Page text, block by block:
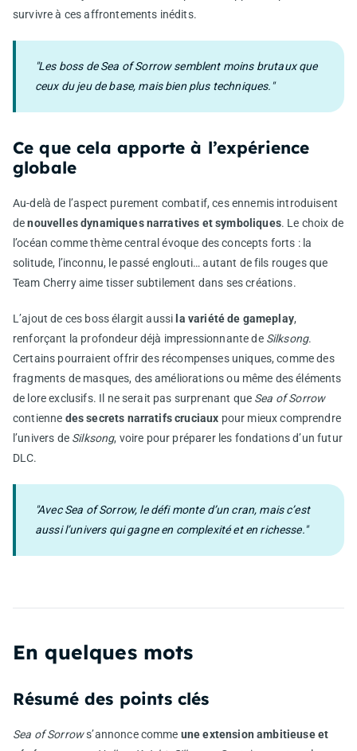
survivre à ces affrontements inédits.
"Les boss de Sea of Sorrow semblent moins brutaux que
ceux du jeu de base, mais bien plus techniques."
Ce que cela apporte à l’expérience
globale
Au-delà de l’aspect purement combatif, ces ennemis introduisent
denouvelles dynamiques narratives et symboliques. Le choix de
l’océan comme thème central évoque des concepts forts : la
solitude, l’inconnu, le passé englouti… autant de fils rouges que
Team Cherry aime tisser subtilement dans ses créations.
L’ajout de ces boss élargit aussi la variété de gameplay,
renforçant la profondeur déjà impressionnante de Silksong.
Certains pourraient offrir des récompenses uniques, comme des
fragments de masques, des améliorations ou même des éléments
de lore exclusifs. Il ne serait pas surprenant que Sea of Sorrow
contienne des secrets narratifs cruciaux pour mieux comprendre
l’univers de Silksong, voire pour préparer les fondations d’un futur
DLC.
"Avec Sea of Sorrow, le défi monte d’un cran, mais c’est
aussi l’univers qui gagne en complexité et en richesse."
En quelques mots
Résumé des points clés
Sea of Sorrows’annonce comme une extension ambitieuse et